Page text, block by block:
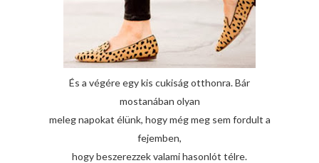
És a végére egy kis cukiság otthonra. Bár
mostanában olyan
meleg napokat élünk, hogy még meg sem fordult a
fejemben,
hogy beszerezzek valami hasonlót télre.